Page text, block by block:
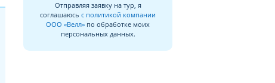
Отправляя заявку на тур, я
соглашаюсь с политикой компании
ООО «Велл» по обработке моих
персональных данных.